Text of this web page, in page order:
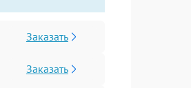
Заказать
Заказать